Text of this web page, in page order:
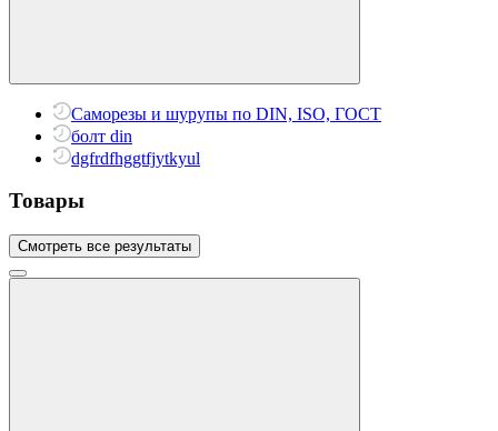
Саморезы и шурупы по DIN, ISO, ГОСТ
болт din
dgfrdfhggtfjytkyul
Товары
Смотреть все результаты